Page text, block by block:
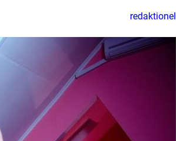
redaktionel